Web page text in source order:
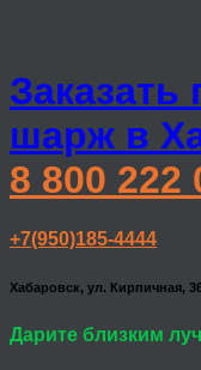
шарж в
8 800 222
+7(950)185-4444
Хабаровск, ул. Кирпичная,
Дарите близким